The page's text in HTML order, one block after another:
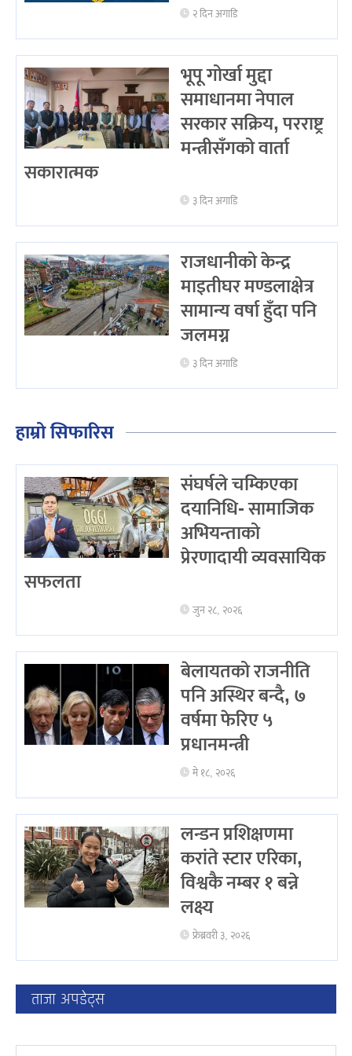
२ दिन अगाडि
भूपू गोर्खा मुद्दा
समाधानमा नेपाल
सरकार सक्रिय, परराष्ट्र
मन्त्रीसँगको वार्ता
सकारात्मक
३ दिन अगाडि
राजधानीको केन्द्र
माइतीघर मण्डलाक्षेत्र
सामान्य वर्षा हुँदा पनि
जलमग्न
३ दिन अगाडि
हाम्रो सिफारिस
संघर्षले चम्किएका
दयानिधि- सामाजिक
अभियन्ताको
प्रेरणादायी व्यवसायिक
सफलता
जुन २८, २०२६
बेलायतको राजनीति
पनि अस्थिर बन्दै, ७
वर्षमा फेरिए ५
प्रधानमन्त्री
मे १८, २०२६
लन्डन प्रशिक्षणमा
करांते स्टार एरिका,
विश्वकै नम्बर १ बन्ने
लक्ष्य
फ्रेब्रवरी ३, २०२६
ताजा अपडेट्स